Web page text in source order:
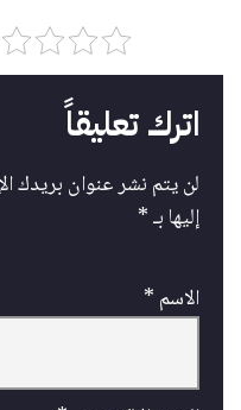
اترك تعليقاً
لن يتم نشر عنوان بريدك
إليها بـ*
الاسم *